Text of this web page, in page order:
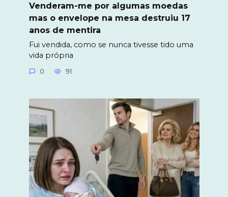
Venderam-me por algumas moedas
mas o envelope na mesa destruiu 17
anos de mentira
Fui vendida, como se nunca tivesse tido uma
vida própria
0 91